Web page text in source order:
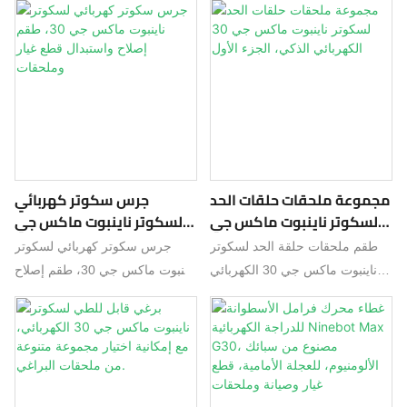
والخلفية القديمة أو التالفة للسكوتر
الكهربائي بكفاءة. 5. أداء المحرك
فائق، ...
أمامي بديل للسكوتر، المادة: ABS،
اللون: كما هو موضح في الصور،
الوزن: حوالي 60 جرامًا، الموديل
المناسب: MAX G30، قائمة
لسكوترات Xiaomi M365 ES1
ES2 ES4/Max g30 الكهربائية.
الوظيفة: حقيبة مقاومة للماء،
فرامل
جرس سكوتر كهربائي
لسكوتر ناينبوت ماكس جي
30، طقم إصلاح واستبدال
قطع غيار وملحقات
جرس سكوتر كهربائي لسكوتر
ناينبوت ماكس جي 30، طقم إصلاح
واستبدال قطع غيار وملحقات
مجموعة ملحقات حلقات الحد
لسكوتر ناينبوت ماكس جي
30 الكهربائي الذكي، الجزء
الأول
طقم ملحقات حلقة الحد لسكوتر
ناينبوت ماكس جي 30 الكهربائي
الذكي، لوح التزلج، طقم حلقة الحد